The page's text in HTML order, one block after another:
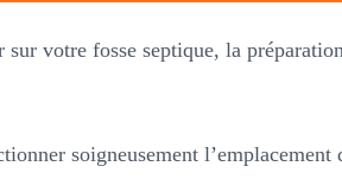
votre fosse septique, la
soigneusement